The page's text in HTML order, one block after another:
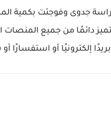
جدوى وفوجئت بكمية
دائمًا من جميع المنصات
بريدًا إلكترونيًا أو